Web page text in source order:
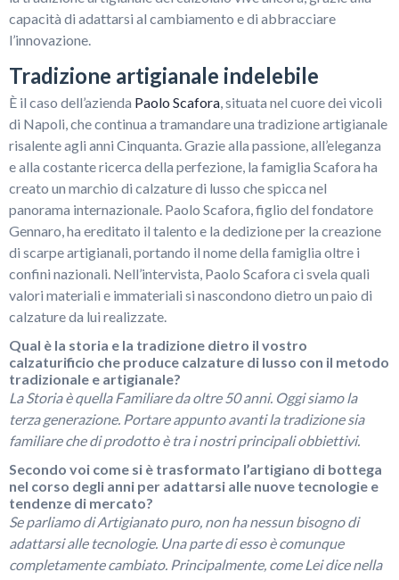
capacità di adattarsi al cambiamento e di abbracciare
l’innovazione.
Tradizione artigianale indelebile
È il caso dell’azienda Paolo Scafora , situata nel cuore dei vicoli
di Napoli, che continua a tramandare una tradizione artigianale
risalente agli anni Cinquanta. Grazie alla passione, all’eleganza
e alla costante ricerca della perfezione, la famiglia Scafora ha
creato un marchio di calzature di lusso che spicca nel
panorama internazionale. Paolo Scafora, figlio del fondatore
Gennaro, ha ereditato il talento e la dedizione per la creazione
di scarpe artigianali, portando il nome della famiglia oltre i
confini nazionali. Nell’intervista, Paolo Scafora ci svela quali
valori materiali e immateriali si nascondono dietro un paio di
calzature da lui realizzate.
Qual è la storia e la tradizione dietro il vostro
calzaturificio che produce calzature di lusso con il metodo
tradizionale e artigianale?
La Storia è quella Familiare da oltre 50 anni. Oggi siamo la
terza generazione. Portare appunto avanti la tradizione sia
familiare che di prodotto è tra i nostri principali obbiettivi.
Secondo voi come si è trasformato l’artigiano di bottega
nel corso degli anni per adattarsi alle nuove tecnologie e
tendenze di mercato?
Se parliamo di Artigianato puro, non ha nessun bisogno di
adattarsi alle tecnologie. Una parte di esso è comunque
completamente cambiato. Principalmente, come Lei dice nella